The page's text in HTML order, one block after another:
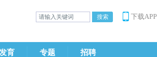
下载APP
育 专题 招聘